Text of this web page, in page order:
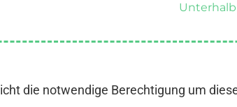
die notwendige Berechtigung um